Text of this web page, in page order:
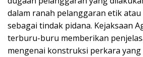
dalam ranah pelanggaran etik
sebagai tindak pidana. Kejaksaan
terburu-buru memberikan
mengenai konstruksi perkara